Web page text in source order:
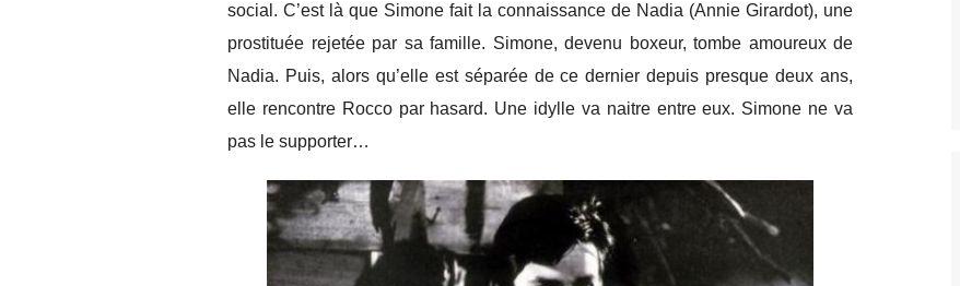
social. C’est là que Simone fait la connaissance de Nadia (Annie Girardot), une
prostituée rejetée par sa famille. Simone, devenu boxeur, tombe amoureux de
Nadia. Puis, alors qu’elle est séparée de ce dernier depuis presque deux ans,
elle rencontre Rocco par hasard. Une idylle va naitre entre eux. Simone ne va
pas le supporter…